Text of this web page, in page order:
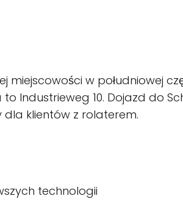
miejscowości w południowej
Industrieweg 10. Dojazd do
klientów z rolaterem.
technologii